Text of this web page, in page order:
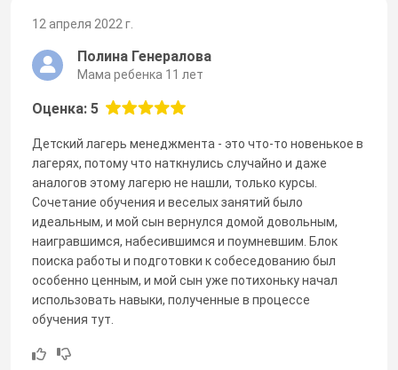
12 апреля 2022 г.
Полина Генералова
Мама ребенка 11 лет
Оценка: 5
Детский лагерь менеджмента - это что-то новенькое в
лагерях, потому что наткнулись случайно и даже
аналогов этому лагерю не нашли, только курсы.
Сочетание обучения и веселых занятий было
идеальным, и мой сын вернулся домой довольным,
наигравшимся, набесившимся и поумневшим. Блок
поиска работы и подготовки к собеседованию был
особенно ценным, и мой сын уже потихоньку начал
использовать навыки, полученные в процессе
обучения тут.